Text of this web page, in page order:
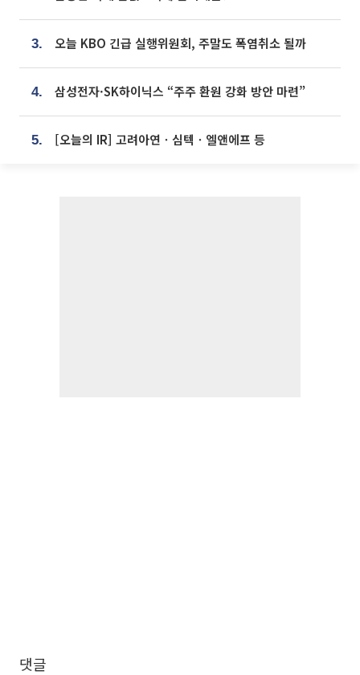
3. 오늘 KBO 긴급 실행위원회, 주말도 폭염취소 될까
4. 삼성전자·SK하이닉스 “주주 환원 강화 방안 마련”
5. [오늘의 IR] 고려아연ㆍ심텍ㆍ엘앤에프 등
댓글